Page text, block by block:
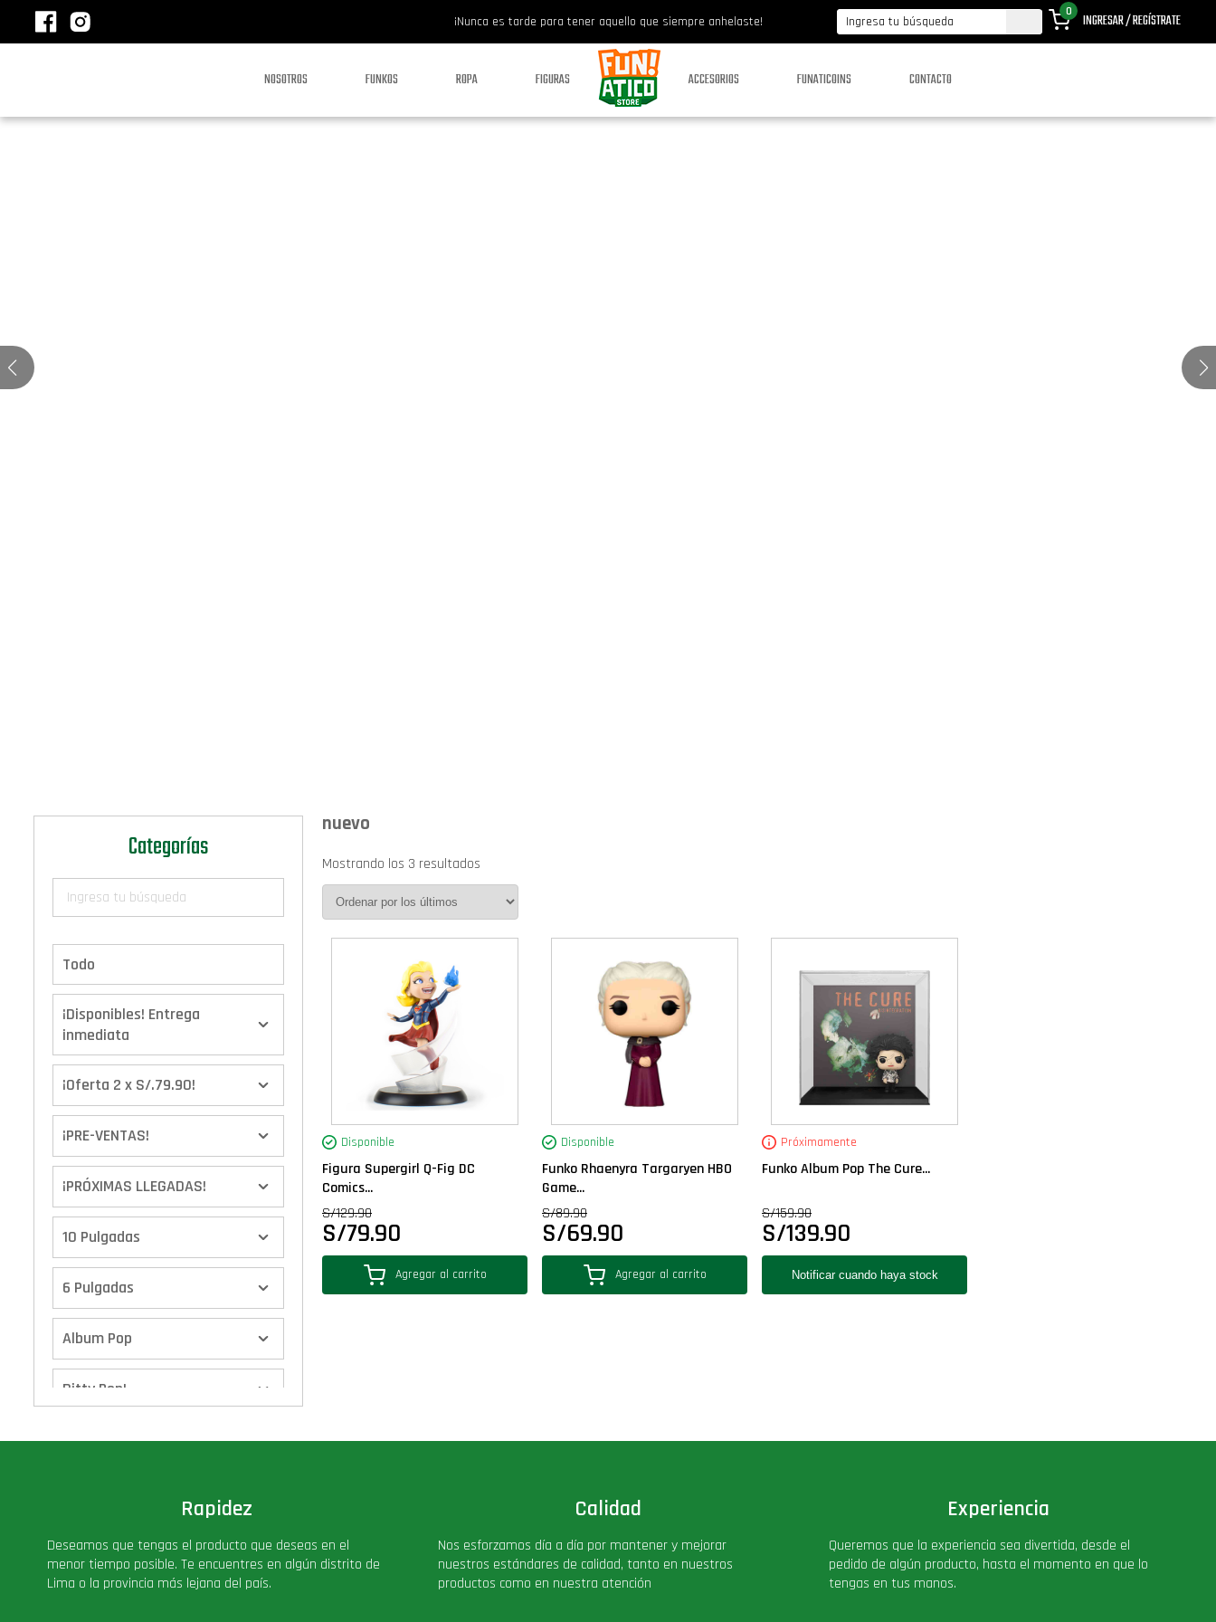
¡Nunca es tarde para tener aquello que siempre anhelaste!
0 INGRESAR / REGÍSTRATE
NOSOTROS FUNKOS ROPA FIGURAS ACCESORIOS FUNATICOINS CONTACTO
Categorías
Todo
¡Disponibles! Entrega
inmediata
¡Oferta 2 x S/.79.90!
¡PRE-VENTAS!
¡PRÓXIMAS LLEGADAS!
10 Pulgadas
6 Pulgadas
Album Pop
Bitty Pop!
Boxes
Cover Pop!
Deluxe
nuevo
Mostrando los 3 resultados
Disponible
Figura Supergirl Q-Fig DC
Comics...
S/129.90
S/79.90
Agregar al carrito
Disponible
Funko Rhaenyra Targaryen HBO
Game...
S/89.90
S/69.90
Agregar al carrito
Próximamente
Funko Album Pop The Cure...
S/159.90
S/139.90
Rapidez
Deseamos que tengas el producto que deseas en el
menor tiempo posible. Te encuentres en algún distrito de
Lima o la provincia más lejana del país.
Calidad
Nos esforzamos día a día por mantener y mejorar
nuestros estándares de calidad, tanto en nuestros
productos como en nuestra atención
Experiencia
Queremos que la experiencia sea divertida, desde el
pedido de algún producto, hasta el momento en que lo
tengas en tus manos.